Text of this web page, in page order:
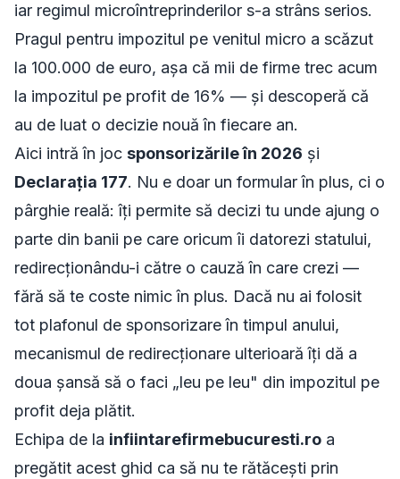
iar regimul microîntreprinderilor s-a strâns serios.
Pragul pentru impozitul pe venitul micro a scăzut
la 100.000 de euro, așa că mii de firme trec acum
la impozitul pe profit de 16% — și descoperă că
au de luat o decizie nouă în fiecare an.
Aici intră în joc sponsorizările în 2026 și
Declarația 177. Nu e doar un formular în plus, ci o
pârghie reală: îți permite să decizi tu unde ajung o
parte din banii pe care oricum îi datorezi statului,
redirecționându-i către o cauză în care crezi —
fără să te coste nimic în plus. Dacă nu ai folosit
tot plafonul de sponsorizare în timpul anului,
mecanismul de redirecționare ulterioară îți dă a
doua șansă să o faci „leu pe leu" din impozitul pe
profit deja plătit.
Echipa de la infiintarefirmebucuresti.ro a
pregătit acest ghid ca să nu te rătăcești prin